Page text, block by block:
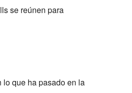
se reúnen para
que ha pasado en la